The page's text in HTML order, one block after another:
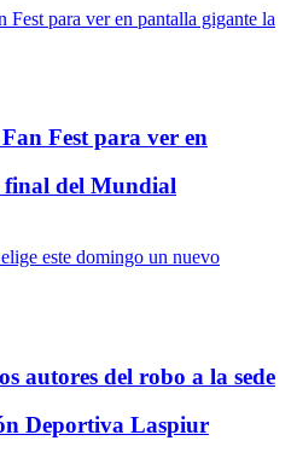
Fest para ver en
final del Mundial
autores del robo a la sede
Deportiva Laspiur